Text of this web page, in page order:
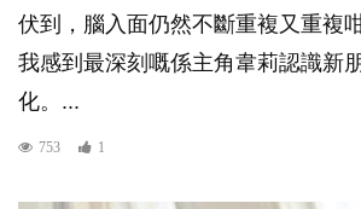
伏到，腦入面仍然不斷重複又重複
我感到最深刻嘅係主角韋莉認識新
化。...
753 1